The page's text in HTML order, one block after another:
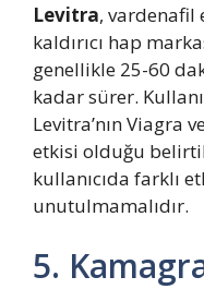
Levitra, vardenafil
kaldırıcı hap
genellikle 25-60
kadar sürer.
Levitra’nın Viagra
etkisi olduğu
kullanıcıda farklı
unutulmamalıdır.
5.